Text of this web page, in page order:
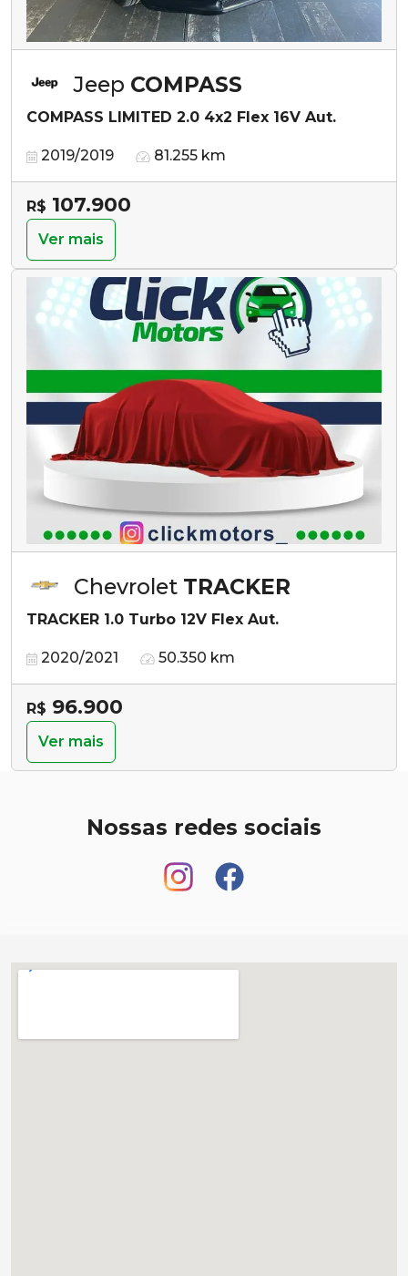
Jeep COMPASS
COMPASS LIMITED 2.0 4x2 Flex 16V Aut.
2019/2019 81.255 km
R$ 107.900
Ver mais
Chevrolet TRACKER
TRACKER 1.0 Turbo 12V Flex Aut.
2020/2021 50.350 km
R$ 96.900
Ver mais
Nossas redes sociais